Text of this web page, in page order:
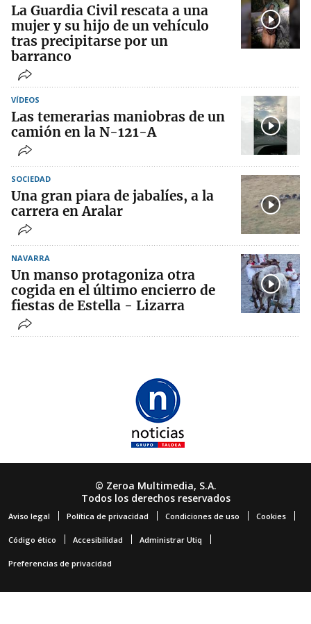
La Guardia Civil rescata a una
mujer y su hijo de un vehículo
tras precipitarse por un
barranco
VÍDEOS
Las temerarias maniobras de un
camión en la N-121-A
SOCIEDAD
Una gran piara de jabalíes, a la
carrera en Aralar
NAVARRA
Un manso protagoniza otra
cogida en el último encierro de
fiestas de Estella - Lizarra
© Zeroa Multimedia, S.A.
Todos los derechos reservados
Aviso legal Política de privacidad Condiciones de uso Cookies
Código ético Accesibilidad Administrar Utiq
Preferencias de privacidad